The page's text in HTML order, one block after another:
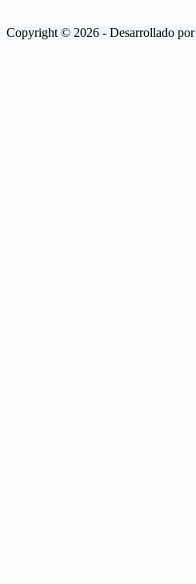
Copyright © 2026 - Desarrollado por